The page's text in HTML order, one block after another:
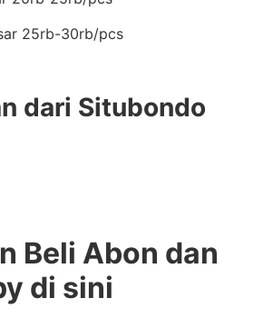
25rb-30rb/pcs
dari Situbondo
Beli Abon dan
di sini